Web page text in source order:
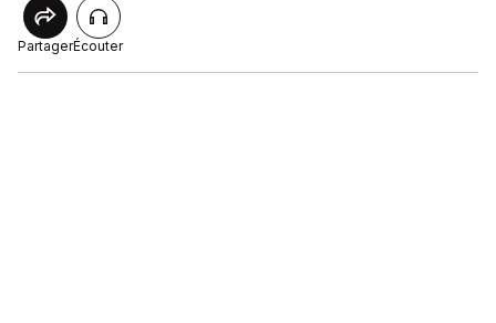
PartagerÉcouter